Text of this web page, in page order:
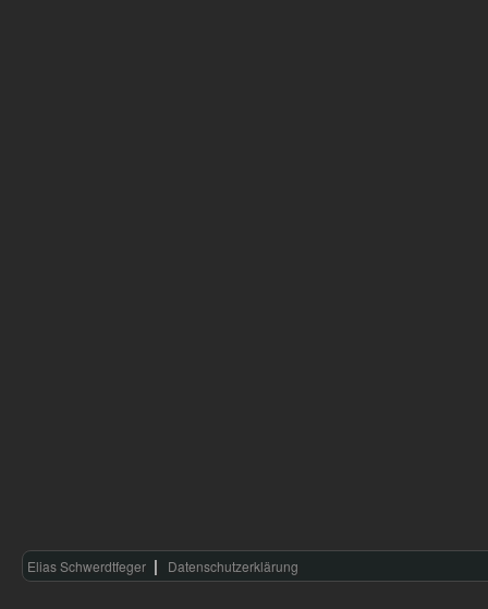
Elias Schwerdtfeger Datenschutzerklärung